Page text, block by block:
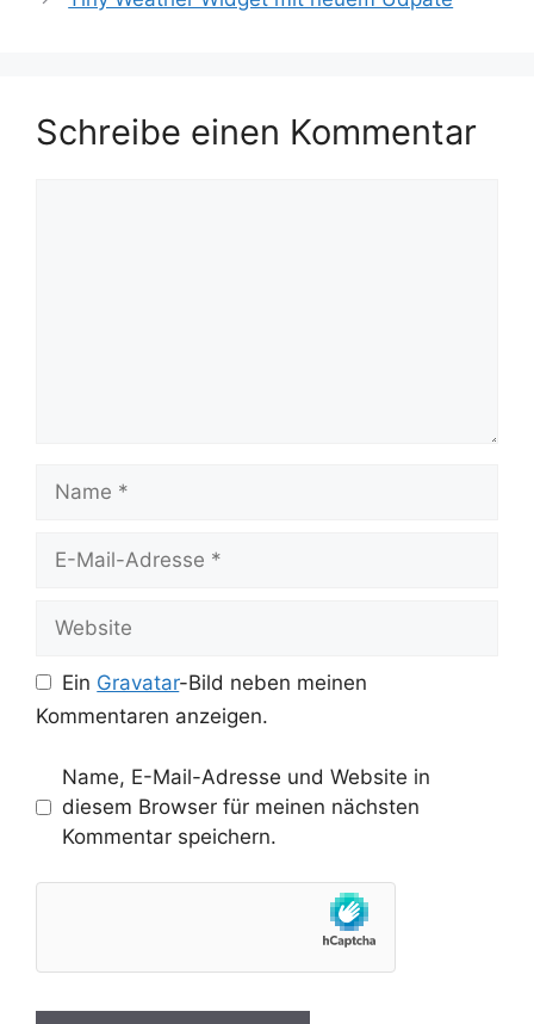
Schreibe einen Kommentar
Name
Website
Ein Gravatar-Bild neben meinen
Kommentaren anzeigen.
Name, E-Mail-Adresse und Website in
diesem Browser für meinen nächsten
Kommentar speichern.